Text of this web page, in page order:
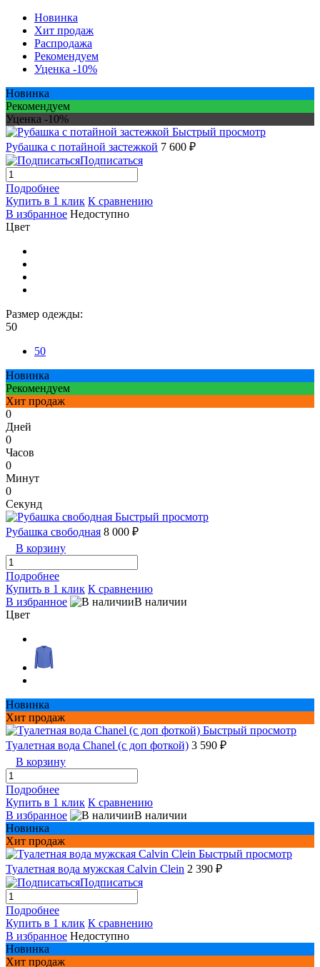
Новинка
Хит продаж
Распродажа
Рекомендуем
Уценка -10%
Новинка
Рекомендуем
Уценка -10%
Быстрый просмотр
Рубашка с потайной застежкой 7 600 ₽
Подписаться
Подробнее
Купить в 1 клик К сравнению
В избранное Недоступно
Цвет
Размер одежды:
50
50
Новинка
Рекомендуем
Хит продаж
0
Дней
0
Часов
0
Минут
0
Секунд
Быстрый просмотр
Рубашка свободная 8 000 ₽
В корзину
Подробнее
Купить в 1 клик К сравнению
В избранное
В наличии
Цвет
Новинка
Хит продаж
Быстрый просмотр
Туалетная вода Chanel (с доп фоткой) 3 590 ₽
В корзину
Подробнее
Купить в 1 клик К сравнению
В избранное
В наличии
Новинка
Хит продаж
Быстрый просмотр
Туалетная вода мужская Сalvin Сlein 2 390 ₽
Подписаться
Подробнее
Купить в 1 клик К сравнению
В избранное Недоступно
Новинка
Хит продаж